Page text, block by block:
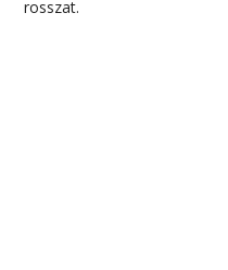
rosszat.